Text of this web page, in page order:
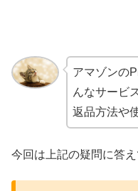
アマゾンの
んなサービ
返品方法や
今回は上記の疑問に答え